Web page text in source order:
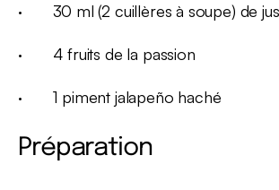
· 30 ml (2 cuillères à soupe) de
· 4 fruits de la passion
· 1 piment jalapeño haché
Préparation